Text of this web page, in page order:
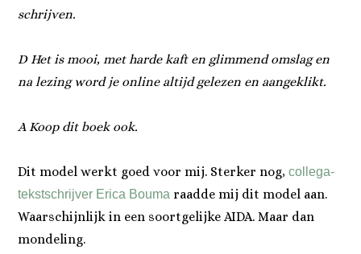
schrijven.
D Het is mooi, met harde kaft en glimmend omslag en
na lezing word je online altijd gelezen en aangeklikt.
A Koop dit boek ook.
Dit model werkt goed voor mij. Sterker nog,collega-
tekstschrijver Erica Bouma raadde mij dit model aan.
Waarschijnlijk in een soortgelijke AIDA. Maar dan
mondeling.